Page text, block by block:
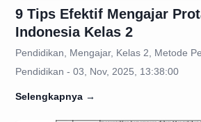
9 Tips Efektif Mengajar
Indonesia Kelas 2
Pendidikan, Mengajar, Kelas 2, Metode
Pendidikan - 03, Nov, 2025, 13:38:00
Selengkapnya →